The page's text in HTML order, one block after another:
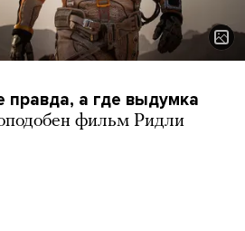
правда, а где выдумка
фильм Ридли